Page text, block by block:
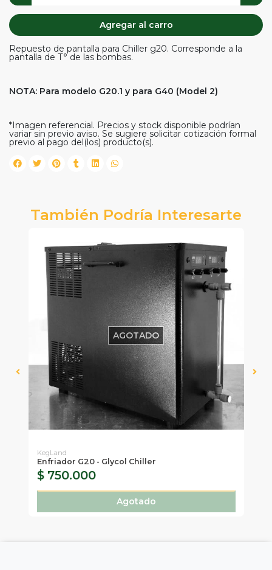
Agregar al carro
Repuesto de pantalla para Chiller g20. Corresponde a la
pantalla de T° de las bombas.
NOTA: Para modelo G20.1 y para G40 (Model 2)
*Imagen referencial. Precios y stock disponible podrían
variar sin previo aviso. Se sugiere solicitar cotización formal
previo al pago del(los) producto(s).
También Podría Interesarte
AGOTADO
KegLand
Enfriador G20 - Glycol Chiller
$ 750.000
Agotado